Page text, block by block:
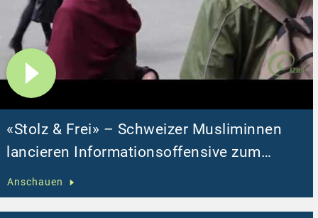
«Stolz & Frei» – Schweizer Musliminnen
lancieren Informationsoffensive zum
Thema «Frau im Islam»
Anschauen